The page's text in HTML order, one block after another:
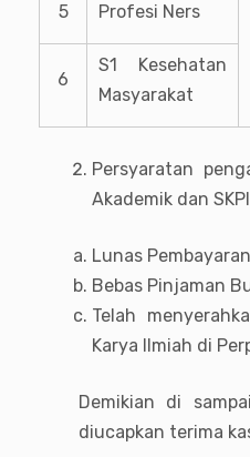
5
Profesi Ners
6
S1 Kesehatan
Masyarakat
Persyaratan
Akademik dan
Lunas
Bebas Pinjaman
Telah
Karya Ilmiah di
Demikian di
diucapkan terima